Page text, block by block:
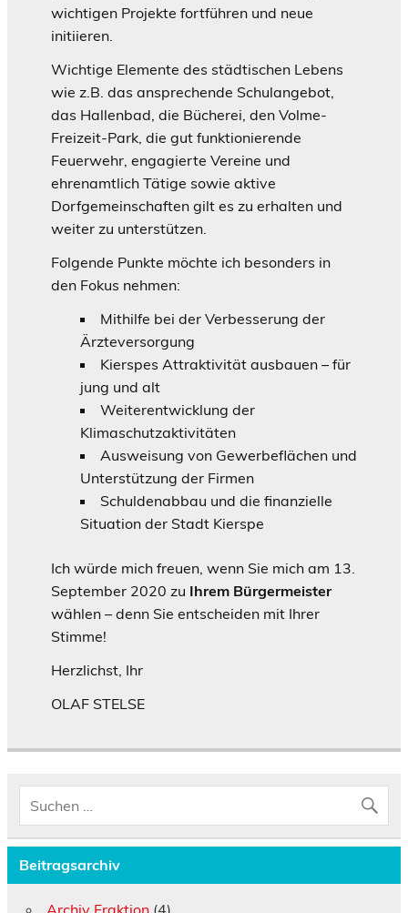
wichtigen Projekte fortführen und neue
initiieren.
Wichtige Elemente des städtischen Lebens
wie z.B. das ansprechende Schulangebot,
das Hallenbad, die Bücherei, den Volme-
Freizeit-Park, die gut funktionierende
Feuerwehr, engagierte Vereine und
ehrenamtlich Tätige sowie aktive
Dorfgemeinschaften gilt es zu erhalten und
weiter zu unterstützen.
Folgende Punkte möchte ich besonders in
den Fokus nehmen:
Mithilfe bei der Verbesserung der
Ärzteversorgung
Kierspes Attraktivität ausbauen – für
jung und alt
Weiterentwicklung der
Klimaschutzaktivitäten
Ausweisung von Gewerbeflächen und
Unterstützung der Firmen
Schuldenabbau und die finanzielle
Situation der Stadt Kierspe
Ich würde mich freuen, wenn Sie mich am 13.
September 2020 zu Ihrem Bürgermeister
wählen – denn Sie entscheiden mit Ihrer
Stimme!
Herzlichst, Ihr
OLAF STELSE
Beitragsarchiv